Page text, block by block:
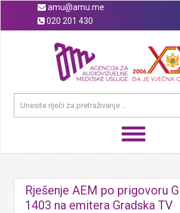
amu@amu.me
020 201 430
Rješenje AEM po prigovoru
1403 na emitera Gradska TV